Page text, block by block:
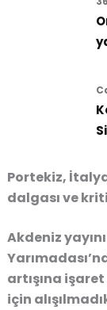
Portekiz,
dalgası ve
Akdeniz
artışına
için